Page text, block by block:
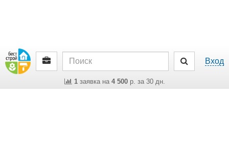
Вход
1заявка на 4 500р. за 30 дн.